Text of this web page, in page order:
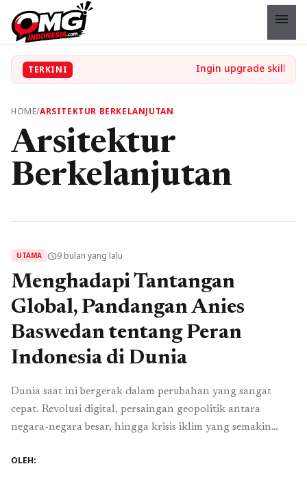
menu
TERKINI
HOME/ARSITEKTUR BERKELANJUTAN
Arsitektur
Berkelanjutan
UTAMA schedule9 bulan yang lalu
Menghadapi Tantangan
Global, Pandangan Anies
Baswedan tentang Peran
Indonesia di Dunia
Dunia saat ini bergerak dalam perubahan yang sangat
cepat. Revolusi digital, persaingan geopolitik antara
negara-negara besar, hingga krisis iklim yang semakin
penting dalam sejarah. Dalam berbagai kesempatan
OLEH: